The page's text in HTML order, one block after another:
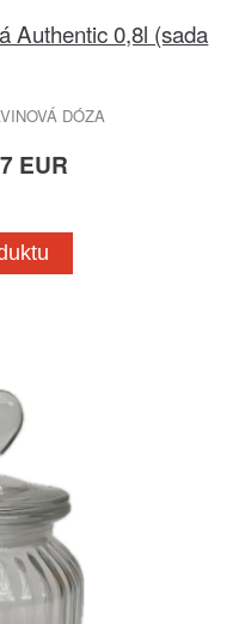
Authentic 0,8l (sada
DÓZA
EUR